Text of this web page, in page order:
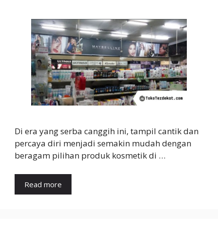
Di era yang serba canggih ini, tampil cantik dan
percaya diri menjadi semakin mudah dengan
beragam pilihan produk kosmetik di …
Read more